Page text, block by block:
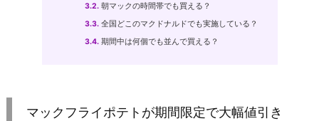
3.2.朝マックの時間帯でも買える？
3.3.全国どこのマクドナルドでも実施している？
3.4.期間中は何個でも並んで買える？
マックフライポテトが期間限定で大幅値引き